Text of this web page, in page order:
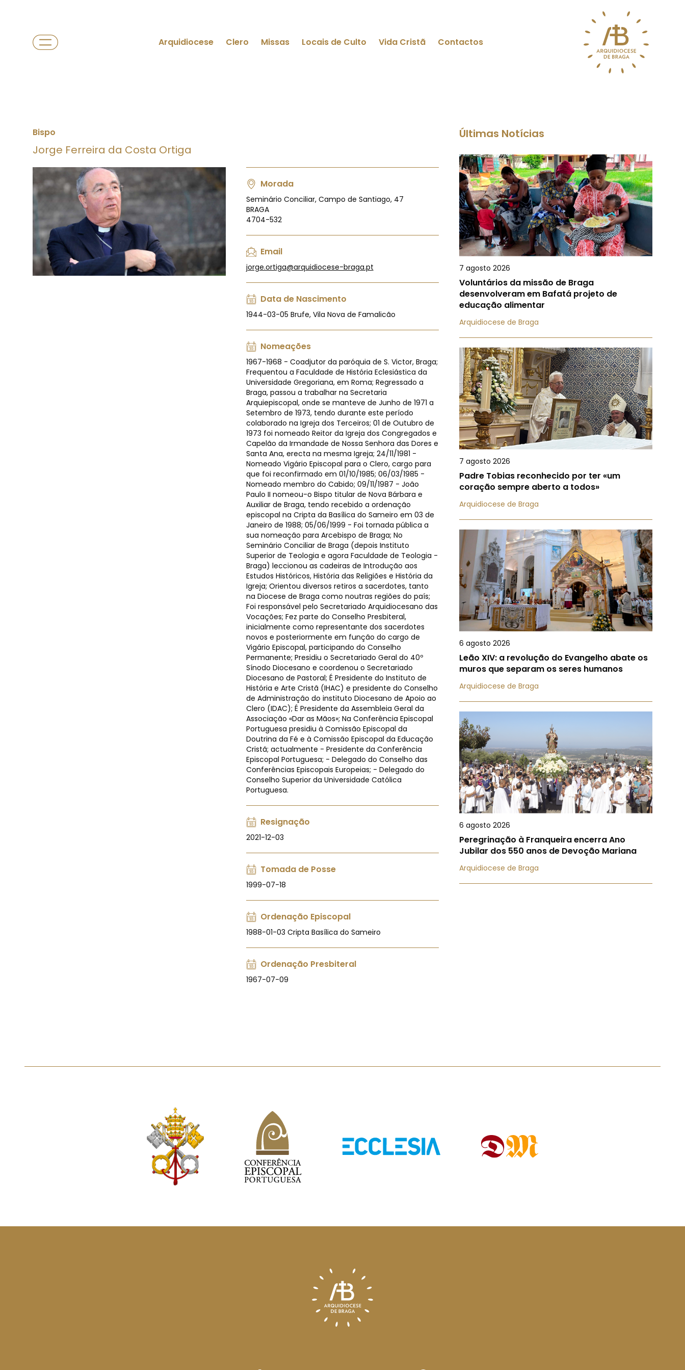
Arquidiocese Clero Missas Locais de Culto Vida Cristã Contactos
Bispo
Jorge Ferreira da Costa Ortiga
Morada
Seminário Conciliar, Campo de Santiago, 47
BRAGA
4704-532
Email
jorge.ortiga@arquidiocese-braga.pt
Data de Nascimento
1944-03-05 Brufe, Vila Nova de Famalicão
Nomeações
1967-1968 - Coadjutor da paróquia de S. Victor, Braga;
Frequentou a Faculdade de História Eclesiástica da
Universidade Gregoriana, em Roma; Regressado a
Braga, passou a trabalhar na Secretaria
Arquiepiscopal, onde se manteve de Junho de 1971 a
Setembro de 1973, tendo durante este período
colaborado na Igreja dos Terceiros; 01 de Outubro de
1973 foi nomeado Reitor da Igreja dos Congregados e
Capelão da Irmandade de Nossa Senhora das Dores e
Santa Ana, erecta na mesma Igreja; 24/11/1981 -
Nomeado Vigário Episcopal para o Clero, cargo para
que foi reconfirmado em 01/10/1985; 06/03/1985 -
Nomeado membro do Cabido; 09/11/1987 - João
Paulo II nomeou-o Bispo titular de Nova Bárbara e
Auxiliar de Braga, tendo recebido a ordenação
episcopal na Cripta da Basílica do Sameiro em 03 de
Janeiro de 1988; 05/06/1999 - Foi tornada pública a
sua nomeação para Arcebispo de Braga; No
Seminário Conciliar de Braga (depois Instituto
Superior de Teologia e agora Faculdade de Teologia -
Braga) leccionou as cadeiras de Introdução aos
Estudos Históricos, História das Religiões e História da
Igreja; Orientou diversos retiros a sacerdotes, tanto
na Diocese de Braga como noutras regiões do país;
Foi responsável pelo Secretariado Arquidiocesano das
Vocações; Fez parte do Conselho Presbiteral,
inicialmente como representante dos sacerdotes
novos e posteriormente em função do cargo de
Vigário Episcopal, participando do Conselho
Permanente; Presidiu o Secretariado Geral do 40º
Sínodo Diocesano e coordenou o Secretariado
Diocesano de Pastoral; É Presidente do Instituto de
História e Arte Cristã (IHAC) e presidente do Conselho
de Administração do instituto Diocesano de Apoio ao
Clero (IDAC); É Presidente da Assembleia Geral da
Associação «Dar as Mãos»; Na Conferência Episcopal
Portuguesa presidiu à Comissão Episcopal da
Doutrina da Fé e à Comissão Episcopal da Educação
Cristã; actualmente - Presidente da Conferência
Episcopal Portuguesa; - Delegado do Conselho das
Conferências Episcopais Europeias; - Delegado do
Conselho Superior da Universidade Católica
Portuguesa.
Resignação
2021-12-03
Tomada de Posse
1999-07-18
Ordenação Episcopal
1988-01-03 Cripta Basílica do Sameiro
Ordenação Presbiteral
1967-07-09
Últimas Notícias
7 agosto 2026
Voluntários da missão de Braga
desenvolveram em Bafatá projeto de
educação alimentar
Arquidiocese de Braga
7 agosto 2026
Padre Tobias reconhecido por ter «um
coração sempre aberto a todos»
Arquidiocese de Braga
6 agosto 2026
Leão XIV: a revolução do Evangelho abate os
muros que separam os seres humanos
Arquidiocese de Braga
6 agosto 2026
Peregrinação à Franqueira encerra Ano
Jubilar dos 550 anos de Devoção Mariana
Arquidiocese de Braga